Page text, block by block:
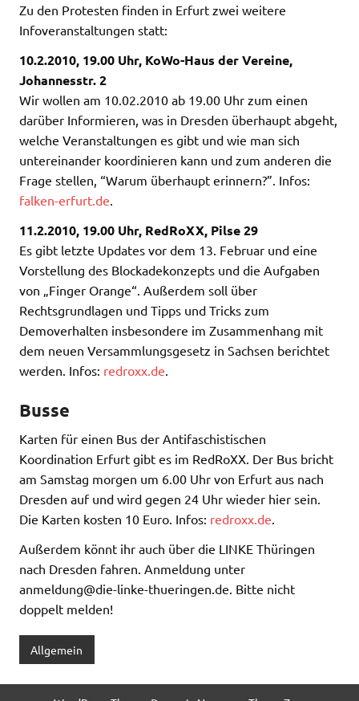
Zu den Protesten finden in Erfurt zwei weitere
Infoveranstaltungen statt:
10.2.2010, 19.00 Uhr, KoWo-Haus der Vereine,
Johannesstr. 2
Wir wollen am 10.02.2010 ab 19.00 Uhr zum einen
darüber Informieren, was in Dresden überhaupt abgeht,
welche Veranstaltungen es gibt und wie man sich
untereinander koordinieren kann und zum anderen die
Frage stellen, “Warum überhaupt erinnern?”. Infos:
falken-erfurt.de
11.2.2010, 19.00 Uhr, RedRoXX, Pilse 29
Es gibt letzte Updates vor dem 13. Februar und eine
Vorstellung des Blockadekonzepts und die Aufgaben
von „Finger Orange“. Außerdem soll über
Rechtsgrundlagen und Tipps und Tricks zum
Demoverhalten insbesondere im Zusammenhang mit
dem neuen Versammlungsgesetz in Sachsen berichtet
werden. Infos: redroxx.de
Busse
Karten für einen Bus der Antifaschistischen
Koordination Erfurt gibt es im RedRoXX. Der Bus bricht
am Samstag morgen um 6.00 Uhr von Erfurt aus nach
Dresden auf und wird gegen 24 Uhr wieder hier sein.
Die Karten kosten 10 Euro. Infos: redroxx.de.
Außerdem könnt ihr auch über die LINKE Thüringen
nach Dresden fahren. Anmeldung unter
anmeldung@die-linke-thueringen.de. Bitte nicht
doppelt melden!
Allgemein